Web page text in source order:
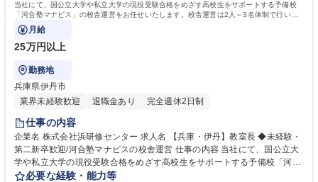
当社にて、国公立大学や私立大学の現役受験合格をめざす高校生をサポートする予備校
「河合塾マナビス」の校舎運営をお任せいたします。校舎運営は2人～3名体制で行いま
すので未経験の方もご安心ください。
月給
25万円以上
勤務地
兵庫県伊丹市
業界未経験歓迎
退職金あり 完全週休2日制
仕事の内容
企業名 株式会社浜研修センター 求人名 【兵庫・伊丹】教室長 ◆未経験・
第二新卒歓迎/河合塾マナビスの校舎運営 仕事の内容 当社にて、国公立大
学や私立大学の現役受験合格をめざす高校生をサポートする予備校「河合
塾マナビス」の校舎運営をお任せいたします。校舎運営は2人～3名体制で
必要な経験・能力等